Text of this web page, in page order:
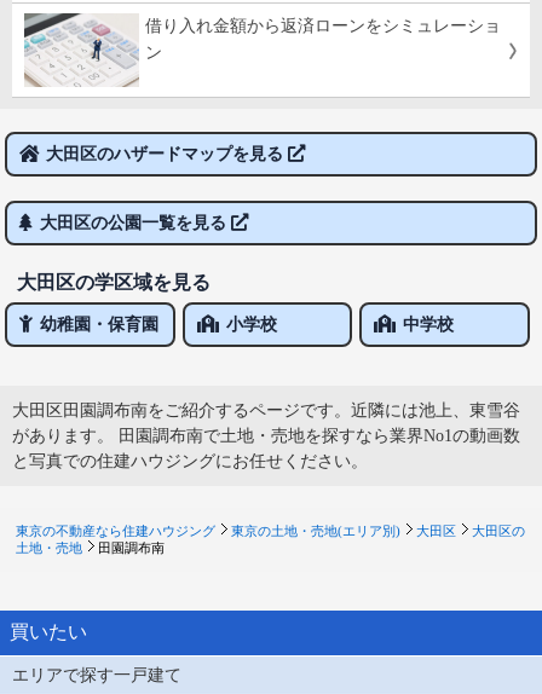
借り入れ金額から返済ローンをシミュレーショ
ン
大田区のハザードマップを見る
大田区の公園一覧を見る
大田区の学区域を見る
幼稚園・保育園 小学校 中学校
大田区田園調布南をご紹介するページです。近隣には池上、東雪谷
があります。 田園調布南で土地・売地を探すなら業界No1の動画数
と写真での住建ハウジングにお任せください。
東京の不動産なら住建ハウジング 東京の土地・売地(エリア別) 大田区
大田区の
土地・売地
田園調布南
買いたい
エリアで探す一戸建て